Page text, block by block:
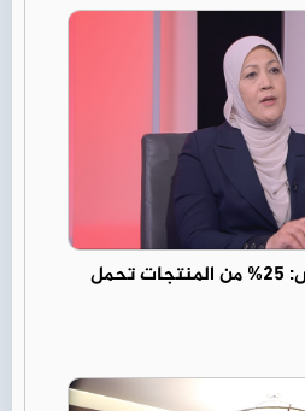
المواصفات والمقاييس: 25% من المنتجات تحمل